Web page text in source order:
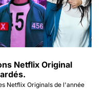
Netflix Original
Netflix Originals de l'année